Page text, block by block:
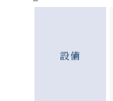
設備